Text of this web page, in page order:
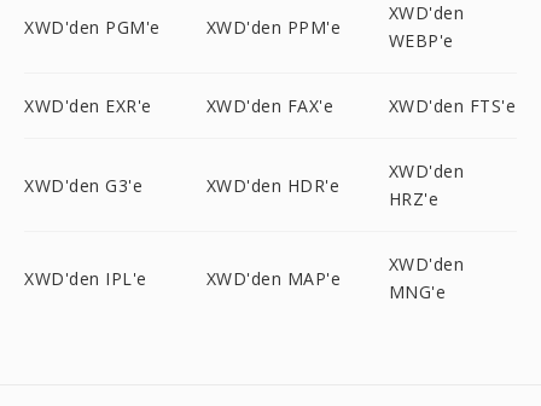
XWD'den PGM'e XWD'den PPM'e
XWD'den
WEBP'e
XWD'den EXR'e XWD'den FAX'e XWD'den FTS'e
XWD'den G3'e XWD'den HDR'e
XWD'den
HRZ'e
XWD'den IPL'e XWD'den MAP'e
XWD'den
MNG'e